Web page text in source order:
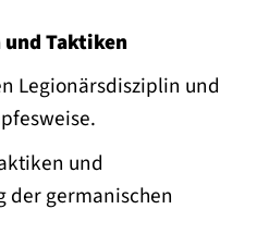
Taktiken
Legionärsdisziplin und
und
der germanischen